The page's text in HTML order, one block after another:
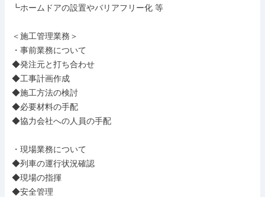
┗ホームドアの設置やバリアフリー化 等
＜施工管理業務＞
・事前業務について
◆発注元と打ち合わせ
◆工事計画作成
◆施工方法の検討
◆必要材料の手配
◆協力会社への人員の手配
・現場業務について
◆列車の運行状況確認
◆現場の指揮
◆安全管理